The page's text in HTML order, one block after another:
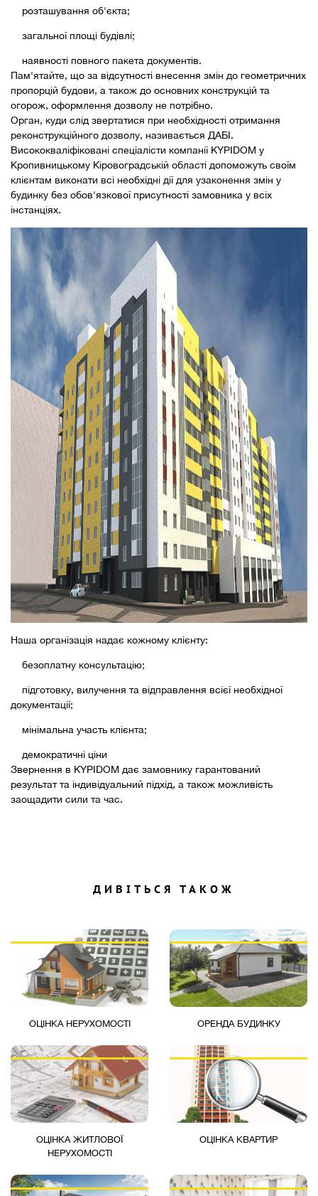
розташування об'єкта;
загальної площі будівлі;
наявності повного пакета документів.
Пам'ятайте, що за відсутності внесення змін до геометричних
пропорцій будови, а також до основних конструкцій та
огорож, оформлення дозволу не потрібно.
Орган, куди слід звертатися при необхідності отримання
реконструкційного дозволу, називається ДАБI.
Висококваліфіковані спеціалісти компанії KYPIDOM у
Кропивницькому Кіровоградській області допоможуть своїм
клієнтам виконати всі необхідні дії для узаконення змін у
будинку без обов'язкової присутності замовника у всіх
інстанціях.
Наша організація надає кожному клієнту:
безоплатну консультацію;
підготовку, вилучення та відправлення всієї необхідної
документації;
мінімальна участь клієнта;
демократичні ціни
Звернення в KYPIDOM дає замовнику гарантований
результат та індивідуальний підхід, а також можливість
заощадити сили та час.
ДИВІТЬСЯ ТАКОЖ
ОЦІНКА НЕРУХОМОСТІ ОРЕНДА БУДИНКУ
ОЦІНКА ЖИТЛОВОЇ
НЕРУХОМОСТІ
ОЦІНКА КВАРТИР